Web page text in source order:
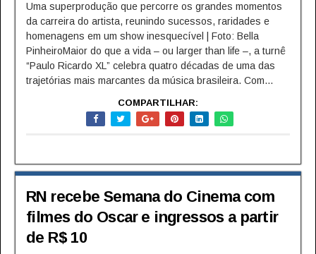
Uma superprodução que percorre os grandes momentos
da carreira do artista, reunindo sucessos, raridades e
homenagens em um show inesquecível | Foto: Bella
PinheiroMaior do que a vida – ou larger than life –, a turnê
“Paulo Ricardo XL” celebra quatro décadas de uma das
trajetórias mais marcantes da música brasileira. Com...
COMPARTILHAR:
RN recebe Semana do Cinema com
filmes do Oscar e ingressos a partir
de R$ 10